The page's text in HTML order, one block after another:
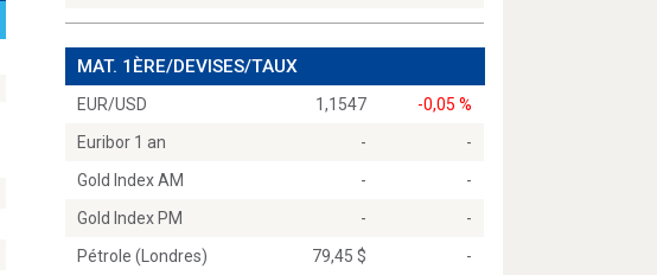
MAT. 1ÈRE/DEVISES/TAUX
EUR/USD 1,1547
-0,05 %
Euribor 1 an
-
-
Gold Index AM
-
-
Gold Index PM
-
-
Pétrole (Londres)
79,45 $ -